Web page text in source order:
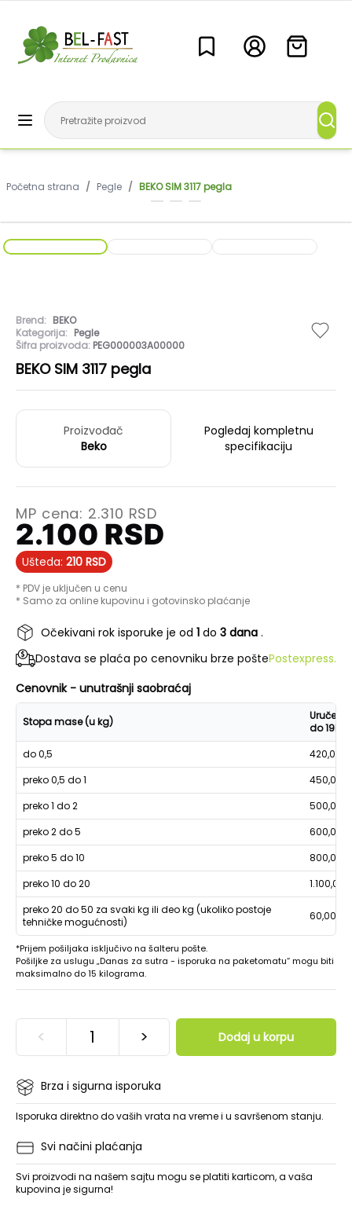
Početna strana / Pegle / BEKO SIM 3117 pegla
Brend: BEKO
Kategorija: Pegle
Šifra proizvoda: PEG000003A00000
BEKO SIM 3117 pegla
Proizvođač
Beko
Pogledaj kompletnu
specifikaciju
MP cena: 2.310 RSD
2.100 RSD
Ušteda: 210 RSD
* PDV je uključen u cenu
* Samo za online kupovinu i gotovinsko plaćanje
Očekivani rok isporuke je od 1 do 3 dana .
Dostava se plaća po cenovniku brze poštePostexpress.
Cenovnik - unutrašnji saobraćaj
Stopa mase (u kg)
Uručenje
do 19h
do 0,5
420,00
preko 0,5 do 1
450,00
preko 1 do 2
500,00
preko 2 do 5
600,00
preko 5 do 10
800,00
preko 10 do 20
1.100,00
preko 20 do 50 za svaki kg ili deo kg (ukoliko postoje
tehničke mogućnosti)
60,00
*Prijem pošiljaka isključivo na šalteru pošte.
Pošiljke za uslugu „Danas za sutra - isporuka na paketomatu“ mogu biti
maksimalno do 15 kilograma.
< > Dodaj u korpu
Brza i sigurna isporuka
Isporuka direktno do vaših vrata na vreme i u savršenom stanju.
Svi načini plaćanja
Svi proizvodi na našem sajtu mogu se platiti karticom, a vaša
kupovina je sigurna!